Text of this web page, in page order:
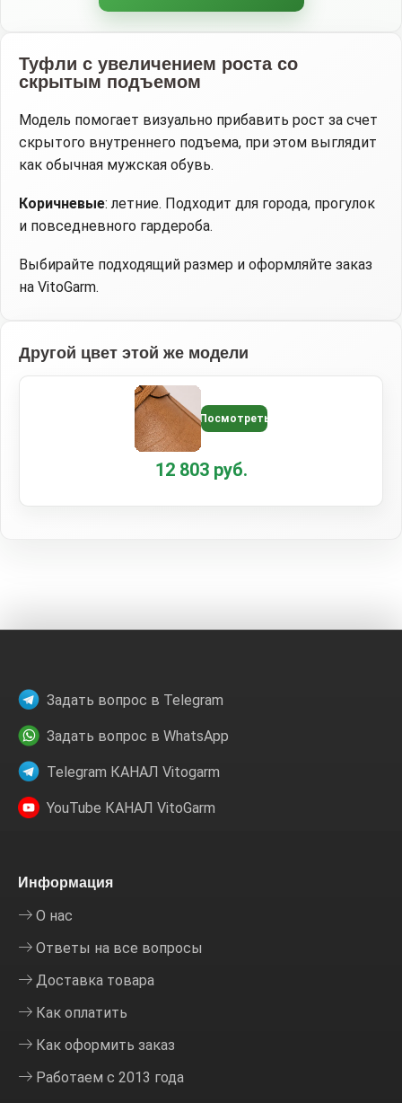
Туфли с увеличением роста со
скрытым подъемом
Модель помогает визуально прибавить рост за счет
скрытого внутреннего подъема, при этом выглядит
как обычная мужская обувь.
Коричневые: летние. Подходит для города, прогулок
и повседневного гардероба.
Выбирайте подходящий размер и оформляйте заказ
на VitoGarm.
Другой цвет этой же модели
Посмотреть
12 803 руб.
Задать вопрос в Telegram
Задать вопрос в WhatsApp
Telegram КАНАЛ Vitogarm
YouTube КАНАЛ VitoGarm
Информация
О нас
Ответы на все вопросы
Доставка товара
Как оплатить
Как оформить заказ
Работаем с 2013 года